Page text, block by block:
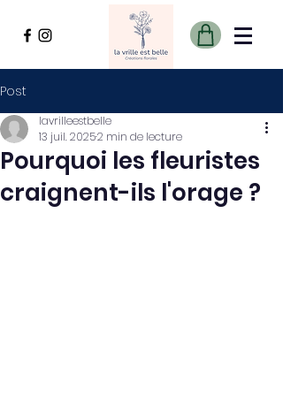
Post
Pourquoi les fleuristes
craignent-ils l'orage ?
lavrilleestbelle
13 juil. 20252 min de lecture